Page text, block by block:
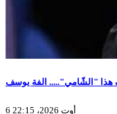
هذا "الشّامي"..... الفة يوسف
6 أوت 2026، 22:15